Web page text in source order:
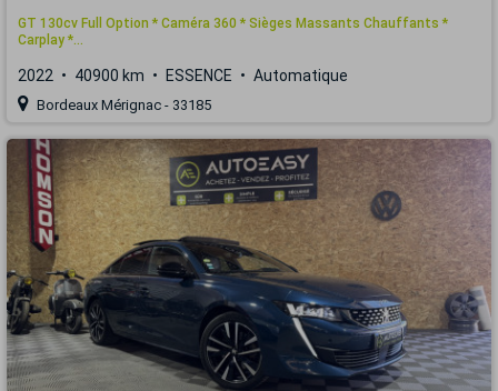
GT 130cv Full Option * Caméra 360 * Sièges Massants Chauffants *
Carplay *...
2022 40900 km ESSENCE Automatique
Bordeaux Mérignac - 33185